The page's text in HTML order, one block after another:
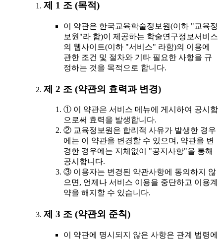
제 1 조 (목적)
이 약관은 한국교육학술정보원(이하 "교육정
보원"라 함)이 제공하는 학술연구정보서비스
의 웹사이트(이하 "서비스" 라함)의 이용에
관한 조건 및 절차와 기타 필요한 사항을 규
정하는 것을 목적으로 합니다.
제 2 조 (약관의 효력과 변경)
① 이 약관은 서비스 메뉴에 게시하여 공시함
으로써 효력을 발생합니다.
② 교육정보원은 합리적 사유가 발생한 경우
에는 이 약관을 변경할 수 있으며, 약관을 변
경한 경우에는 지체없이 "공지사항"을 통해
공시합니다.
③ 이용자는 변경된 약관사항에 동의하지 않
으면, 언제나 서비스 이용을 중단하고 이용계
약을 해지할 수 있습니다.
제 3 조 (약관외 준칙)
이 약관에 명시되지 않은 사항은 관계 법령에